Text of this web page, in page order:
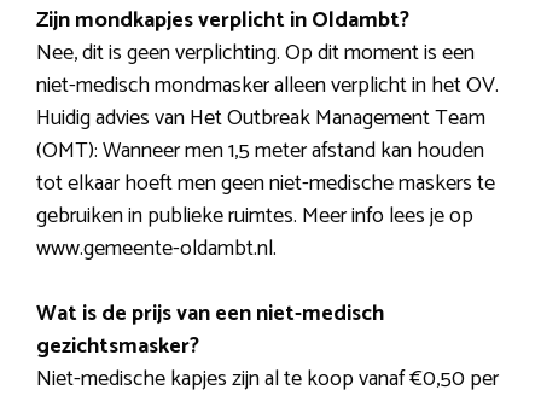
Zijn mondkapjes verplicht in Oldambt?
Nee, dit is geen verplichting. Op dit moment is een
niet-medisch mondmasker alleen verplicht in het OV.
Huidig advies van Het Outbreak Management Team
(OMT): Wanneer men 1,5 meter afstand kan houden
tot elkaar hoeft men geen niet-medische maskers te
gebruiken in publieke ruimtes. Meer info lees je op
www.gemeente-oldambt.nl.
Wat is de prijs van een niet-medisch
gezichtsmasker?
Niet-medische kapjes zijn al te koop vanaf €0,50 per